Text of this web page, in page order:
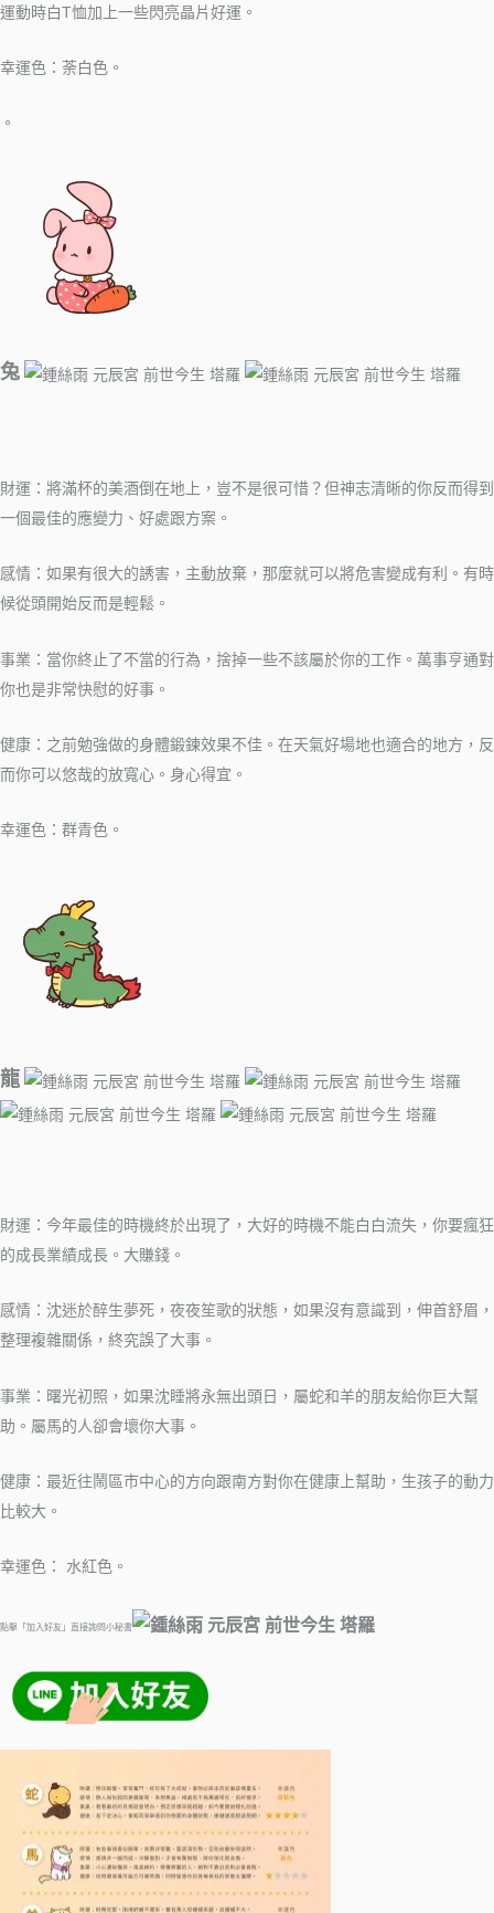
運動時白T恤加上一些閃亮晶片好運。
幸運色：荼白色。
。
兔
財運：將滿杯的美酒倒在地上，豈不是很可惜？但神志清晰的你反而得到
一個最佳的應變力、好處跟方案。
感情：如果有很大的誘害，主動放棄，那麼就可以將危害變成有利。有時
候從頭開始反而是輕鬆。
事業：當你終止了不當的行為，捨掉一些不該屬於你的工作。萬事亨通對
你也是非常快慰的好事。
健康：之前勉強做的身體鍛鍊效果不佳。在天氣好場地也適合的地方，反
而你可以悠哉的放寬心。身心得宜。
幸運色：群青色。
龍
財運：今年最佳的時機終於出現了，大好的時機不能白白流失，你要瘋狂
的成長業績成長。大賺錢。
感情：沈迷於醉生夢死，夜夜笙歌的狀態，如果沒有意識到，伸首舒眉，
整理複雜關係，終究誤了大事。
事業：曙光初照，如果沈睡將永無出頭日，屬蛇和羊的朋友給你巨大幫
助。屬馬的人卻會壞你大事。
健康：最近往鬧區市中心的方向跟南方對你在健康上幫助，生孩子的動力
比較大。
幸運色： 水紅色。
點擊「加入好友」直接詢問小秘書